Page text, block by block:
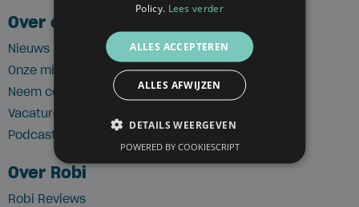
Over ons
Nieuws
Onze missie
Neem contact op
Vacatures
Podcast
Over Robi
Robi Reviews
Policy. Lees verder
ALLES ACCEPTEREN
ALLES AFWIJZEN
DETAILS WEERGEVEN
POWERED BY COOKIESCRIPT